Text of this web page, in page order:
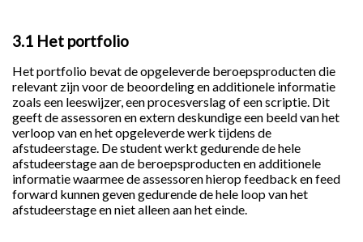
3.1 Het portfolio
Het portfolio bevat de opgeleverde beroepsproducten die
relevant zijn voor de beoordeling en additionele informatie
zoals een leeswijzer, een procesverslag of een scriptie. Dit
geeft de assessoren en extern deskundige een beeld van het
verloop van en het opgeleverde werk tijdens de
afstudeerstage. De student werkt gedurende de hele
afstudeerstage aan de beroepsproducten en additionele
informatie waarmee de assessoren hierop feedback en feed
forward kunnen geven gedurende de hele loop van het
afstudeerstage en niet alleen aan het einde.